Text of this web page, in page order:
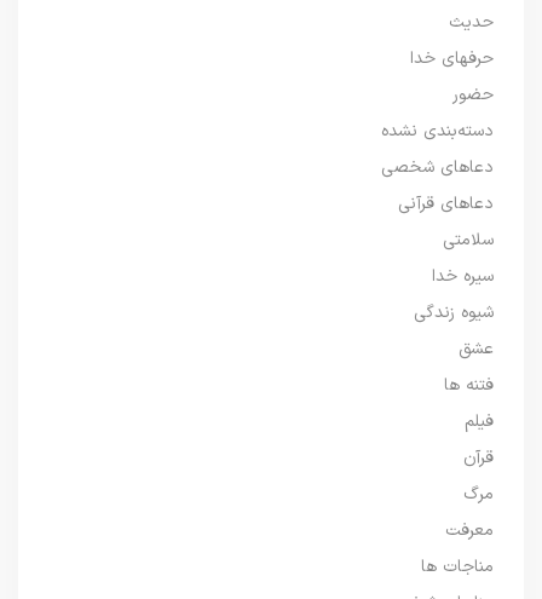
حدیث
حرفهای خدا
حضور
دسته‌بندی نشده
دعاهای شخصی
دعاهای قرآنی
سلامتی
سیره خدا
شیوه زندگی
عشق
فتنه ها
فیلم
قرآن
مرگ
معرفت
مناجات ها